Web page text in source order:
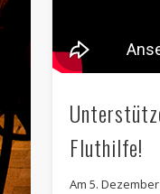
Fluthilfe!
Am 5.